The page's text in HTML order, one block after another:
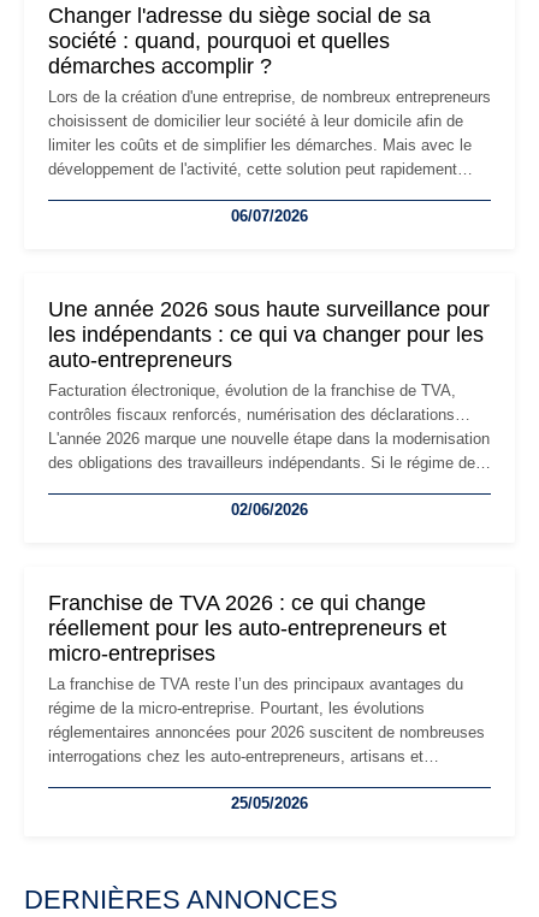
Changer l'adresse du siège social de sa
société : quand, pourquoi et quelles
démarches accomplir ?
Lors de la création d'une entreprise, de nombreux entrepreneurs
choisissent de domicilier leur société à leur domicile afin de
limiter les coûts et de simplifier les démarches. Mais avec le
développement de l'activité, cette solution peut rapidement
professionnels, recrutement, image de marque… Le
06/07/2026
Une année 2026 sous haute surveillance pour
les indépendants : ce qui va changer pour les
auto-entrepreneurs
Facturation électronique, évolution de la franchise de TVA,
contrôles fiscaux renforcés, numérisation des déclarations…
L'année 2026 marque une nouvelle étape dans la modernisation
des obligations des travailleurs indépendants. Si le régime de
les auto-entrepreneurs devront s'adapter à un environnement
02/06/2026
Franchise de TVA 2026 : ce qui change
réellement pour les auto-entrepreneurs et
micro-entreprises
La franchise de TVA reste l’un des principaux avantages du
régime de la micro-entreprise. Pourtant, les évolutions
réglementaires annoncées pour 2026 suscitent de nombreuses
interrogations chez les auto-entrepreneurs, artisans et
facturation ou risque de bascule vers la TVA : les règles
25/05/2026
DERNIÈRES ANNONCES